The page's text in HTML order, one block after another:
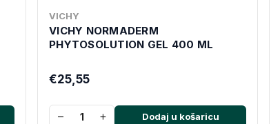
VICHY
VICHY NORMADERM
PHYTOSOLUTION GEL 400 ML
€25,55
− + Dodaj u košaricu